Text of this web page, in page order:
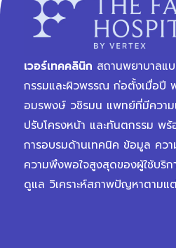
เวอร์เทคคลินิก สถานพยาบาลแ
กรรมและผิวพรรณ ก่อตั้งเมื่อปี
อมรพงษ์ วชิรมน แพทย์ที่มีความ
ปรับโครงหน้า และทันตกรรม พ
การอบรมด้านเทคนิค ข้อมูล ควา
ความพึงพอใจสูงสุดของผู้ใช้บริก
ดูแล วิเคราะห์สภาพปัญหาตามแ